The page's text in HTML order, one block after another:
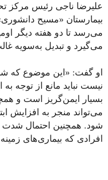
علیرضا ناجی رئیس مرکز
بیمارستان «مسیح‌
می‌رسد تا دو هفته دیگر
می‌گیرد و تبدیل به‌سویه
او گفت: «این موضوع که
نیست نباید مانع از توجه
بسیار ایمن‌گریز است و
می‌تواند منجر به افزایش
شود. همچنین احتمال شدت
افرادی که بیماری‌های